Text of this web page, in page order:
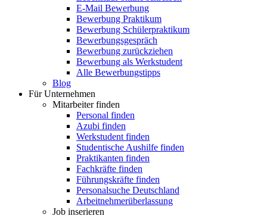
E-Mail Bewerbung
Bewerbung Praktikum
Bewerbung Schülerpraktikum
Bewerbungsgespräch
Bewerbung zurückziehen
Bewerbung als Werkstudent
Alle Bewerbungstipps
Blog
Für Unternehmen
Mitarbeiter finden
Personal finden
Azubi finden
Werkstudent finden
Studentische Aushilfe finden
Praktikanten finden
Fachkräfte finden
Führungskräfte finden
Personalsuche Deutschland
Arbeitnehmerüberlassung
Job inserieren